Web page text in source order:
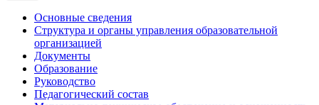
Основные сведения
Структура и органы управления образовательной
организацией
Документы
Образование
Руководство
Педагогический состав